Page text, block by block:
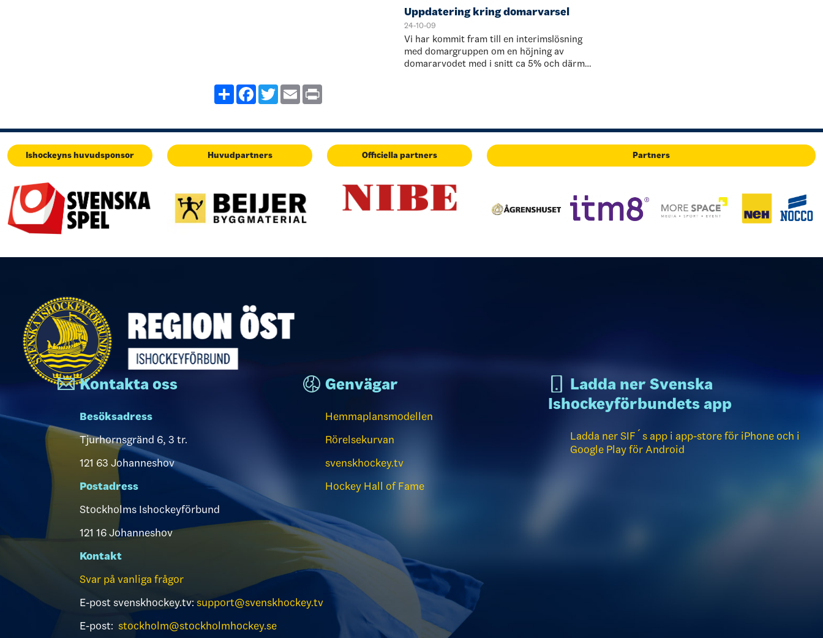
Uppdatering kring domarvarsel
24-10-09
Vi har kommit fram till en interimslösning
med domargruppen om en höjning av
domararvodet med i snitt ca 5% och därmed
ShareFacebook
TwitterEmail
Ishockeyns huvudsponsor Huvudpartners Officiella partners Partners
Kontakta oss
Besöksadress
Tjurhornsgränd 6, 3 tr.
121 63 Johanneshov
Postadress
Stockholms Ishockeyförbund
121 16 Johanneshov
Kontakt
Svar på vanliga frågor
E-post svenskhockey.tv:support@svenskhockey.tv
E-post: stockholm@stockholmhockey.se
Genvägar
Hemmaplansmodellen
Rörelsekurvan
svenskhockey.tv
Hockey Hall of Fame
Ladda ner Svenska
Ishockeyförbundets app
Ladda ner SIF´s app i app-store för iPhone och i
Google Play för Android